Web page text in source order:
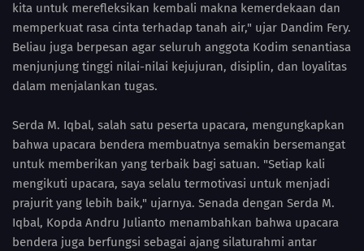
kita untuk merefleksikan kembali makna kemerdekaan dan
memperkuat rasa cinta terhadap tanah air," ujar Dandim Fery.
Beliau juga berpesan agar seluruh anggota Kodim senantiasa
menjunjung tinggi nilai-nilai kejujuran, disiplin, dan loyalitas
dalam menjalankan tugas.
Serda M. Iqbal, salah satu peserta upacara, mengungkapkan
bahwa upacara bendera membuatnya semakin bersemangat
untuk memberikan yang terbaik bagi satuan. "Setiap kali
mengikuti upacara, saya selalu termotivasi untuk menjadi
prajurit yang lebih baik," ujarnya. Senada dengan Serda M.
Iqbal, Kopda Andru Julianto menambahkan bahwa upacara
bendera juga berfungsi sebagai ajang silaturahmi antar